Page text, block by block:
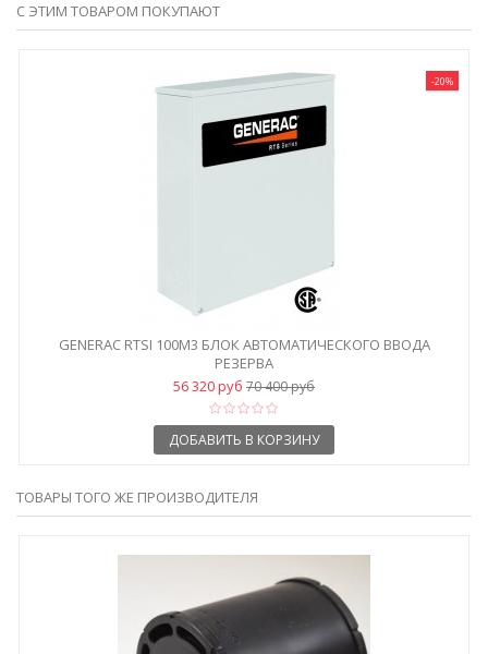
С ЭТИМ ТОВАРОМ ПОКУПАЮТ
-20%
GENERAC RTSI 100M3 БЛОК АВТОМАТИЧЕСКОГО ВВОДА
РЕЗЕРВА
56 320 руб 70 400 руб
ДОБАВИТЬ В КОРЗИНУ
ТОВАРЫ ТОГО ЖЕ ПРОИЗВОДИТЕЛЯ